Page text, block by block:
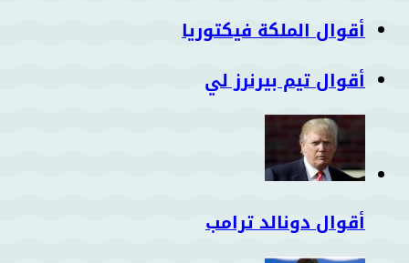
أقوال الملكة فيكتوريا
أقوال تيم بيرنرز لي
أقوال دونالد ترامب